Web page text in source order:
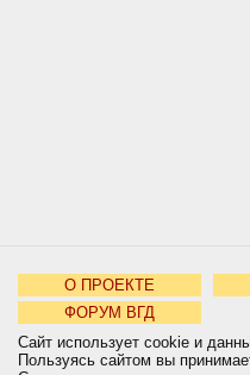
О ПРОЕКТЕ
ФОРУМ ВГД
Сайт использует cookie и
Пользуясь сайтом вы